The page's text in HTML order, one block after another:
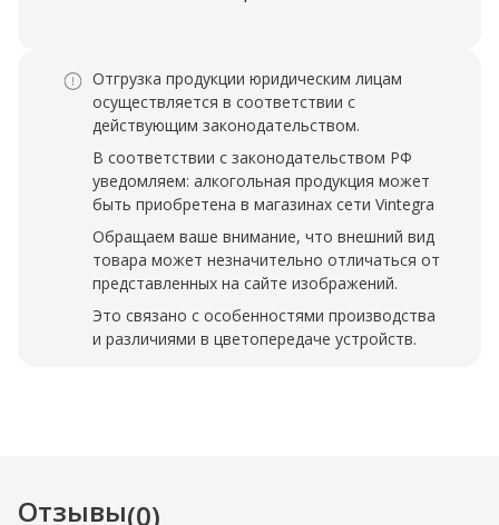
Отгрузка продукции юридическим лицам
осуществляется в соответствии с
действующим законодательством.
В соответствии с законодательством РФ
уведомляем: алкогольная продукция может
быть приобретена в магазинах сети Vintegra
Обращаем ваше внимание, что внешний вид
товара может незначительно отличаться от
представленных на сайте изображений.
Это связано с особенностями производства
и различиями в цветопередаче устройств.
Отзывы(0)